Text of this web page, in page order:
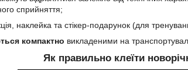
сприйняття;
наклейка та стікер-подарунок (для
компактно викладеними на
Як правильно клеїти